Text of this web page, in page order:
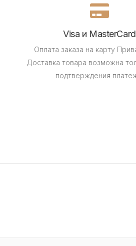
Visa и MasterCard
Оплата заказа на карту
Доставка товара возможна
подтверждения